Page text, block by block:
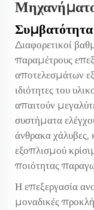
Διαφορετικοί
παραμέτρους
αποτελεσμάτων
ιδιότητες του
απαιτούν
συστήματα
άνθρακα χάλυβες,
εξοπλισμού
ποιότητας
Η επεξεργασία
μοναδικές